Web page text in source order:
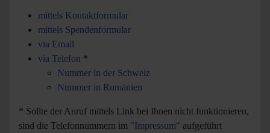
mittels Kontaktformular
mittels Spendenformular
via Email
via Telefon *
Nummer in der Schweiz
Nummer in Rumänien
* Sollte der Anruf mittels Link bei Ihnen nicht funktionieren,
sind die Telefonnummern im "Impressum" aufgeführt